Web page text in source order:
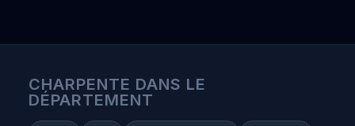
CHARPENTE DANS LE
DÉPARTEMENT